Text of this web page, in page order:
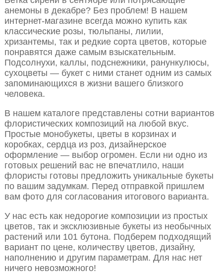
анемоны в декабре? Без проблем! В нашем
интернет-магазине всегда можно купить как
классические розы, тюльпаны, лилии,
хризантемы, так и редкие сорта цветов, которые
понравятся даже самым взыскательным.
Подсолнухи, каллы, подснежники, ранункулюсы,
сухоцветы — букет с ними станет одним из самых
запоминающихся в жизни вашего близкого
человека.
В нашем каталоге представлены сотни вариантов
флористических композиций на любой вкус.
Простые монобукеты, цветы в корзинах и
коробках, сердца из роз, дизайнерское
оформление — выбор огромен. Если ни одно из
готовых решений вас не впечатлило, наши
флористы готовы предложить уникальные букеты
по вашим задумкам. Перед отправкой пришлем
вам фото для согласования итогового варианта.
У нас есть как недорогие композиции из простых
цветов, так и эксклюзивные букеты из необычных
растений или 101 бутона. Подберем подходящий
вариант по цене, количеству цветов, дизайну,
наполнению и другим параметрам. Для нас нет
ничего невозможного!